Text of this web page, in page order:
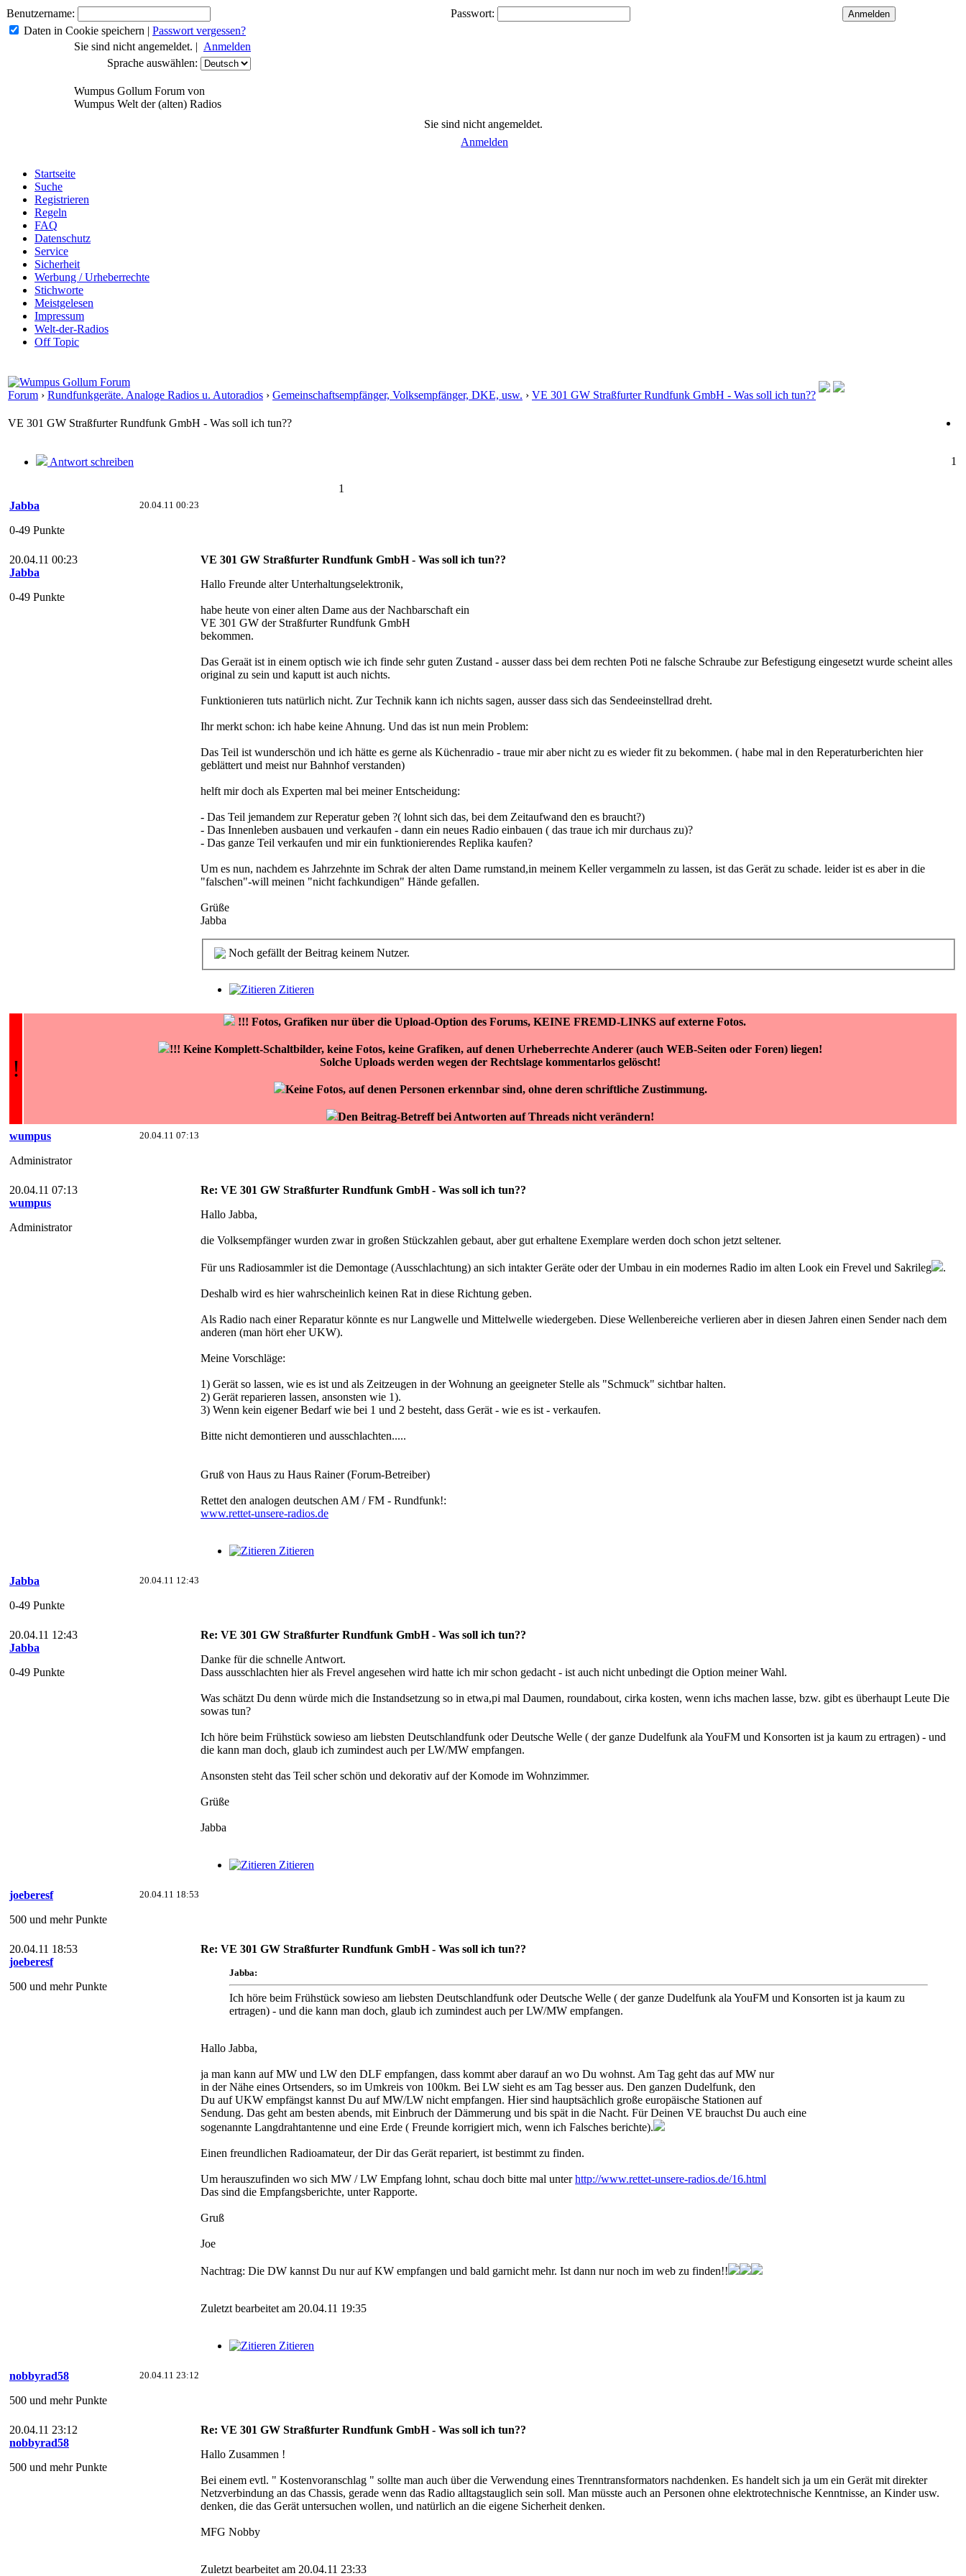
Benutzername:
Passwort:
Daten in Cookie speichern | Passwort vergessen?
Sie sind nicht angemeldet. | Anmelden
Sprache auswählen:
Wumpus Gollum Forum von
Wumpus Welt der (alten) Radios
Sie sind nicht angemeldet.
Anmelden
Startseite
Suche
Registrieren
Regeln
FAQ
Datenschutz
Service
Sicherheit
Werbung / Urheberrechte
Stichworte
Meistgelesen
Impressum
Welt-der-Radios
Off Topic
Forum › Rundfunkgeräte. Analoge Radios u. Autoradios › Gemeinschaftsempfänger, Volksempfänger, DKE, usw. › VE 301 GW Straßfurter Rundfunk GmbH - Was soll ich tun??
VE 301 GW Straßfurter Rundfunk GmbH - Was soll ich tun??
Antwort schreiben 1
1
20.04.11 00:23
Jabba
0-49 Punkte
20.04.11 00:23
Jabba
0-49 Punkte
VE 301 GW Straßfurter Rundfunk GmbH - Was soll ich tun??
Hallo Freunde alter Unterhaltungselektronik,
habe heute von einer alten Dame aus der Nachbarschaft ein
VE 301 GW der Straßfurter Rundfunk GmbH
bekommen.
Das Geraät ist in einem optisch wie ich finde sehr guten Zustand - ausser dass bei dem rechten Poti ne falsche Schraube zur Befestigung eingesetzt wurde scheint alles
original zu sein und kaputt ist auch nichts.
Funktionieren tuts natürlich nicht. Zur Technik kann ich nichts sagen, ausser dass sich das Sendeeinstellrad dreht.
Ihr merkt schon: ich habe keine Ahnung. Und das ist nun mein Problem:
Das Teil ist wunderschön und ich hätte es gerne als Küchenradio - traue mir aber nicht zu es wieder fit zu bekommen. ( habe mal in den Reperaturberichten hier
geblättert und meist nur Bahnhof verstanden)
helft mir doch als Experten mal bei meiner Entscheidung:
- Das Teil jemandem zur Reperatur geben ?( lohnt sich das, bei dem Zeitaufwand den es braucht?)
- Das Innenleben ausbauen und verkaufen - dann ein neues Radio einbauen ( das traue ich mir durchaus zu)?
- Das ganze Teil verkaufen und mir ein funktionierendes Replika kaufen?
Um es nun, nachdem es Jahrzehnte im Schrak der alten Dame rumstand,in meinem Keller vergammeln zu lassen, ist das Gerät zu schade. leider ist es aber in die
"falschen"-will meinen "nicht fachkundigen" Hände gefallen.
Grüße
Jabba
Noch gefällt der Beitrag keinem Nutzer.
Zitieren
!
!!! Fotos, Grafiken nur über die Upload-Option des Forums, KEINE FREMD-LINKS auf externe Fotos.
!!! Keine Komplett-Schaltbilder, keine Fotos, keine Grafiken, auf denen Urheberrechte Anderer (auch WEB-Seiten oder Foren) liegen!
Solche Uploads werden wegen der Rechtslage kommentarlos gelöscht!
Keine Fotos, auf denen Personen erkennbar sind, ohne deren schriftliche Zustimmung.
Den Beitrag-Betreff bei Antworten auf Threads nicht verändern!
20.04.11 07:13
wumpus
Administrator
20.04.11 07:13
wumpus
Administrator
Re: VE 301 GW Straßfurter Rundfunk GmbH - Was soll ich tun??
Hallo Jabba,
die Volksempfänger wurden zwar in großen Stückzahlen gebaut, aber gut erhaltene Exemplare werden doch schon jetzt seltener.
Für uns Radiosammler ist die Demontage (Ausschlachtung) an sich intakter Geräte oder der Umbau in ein modernes Radio im alten Look ein Frevel und Sakrileg .
Deshalb wird es hier wahrscheinlich keinen Rat in diese Richtung geben.
Als Radio nach einer Reparatur könnte es nur Langwelle und Mittelwelle wiedergeben. Diese Wellenbereiche verlieren aber in diesen Jahren einen Sender nach dem
anderen (man hört eher UKW).
Meine Vorschläge:
1) Gerät so lassen, wie es ist und als Zeitzeugen in der Wohnung an geeigneter Stelle als "Schmuck" sichtbar halten.
2) Gerät reparieren lassen, ansonsten wie 1).
3) Wenn kein eigener Bedarf wie bei 1 und 2 besteht, dass Gerät - wie es ist - verkaufen.
Bitte nicht demontieren und ausschlachten.....
Gruß von Haus zu Haus Rainer (Forum-Betreiber)
Rettet den analogen deutschen AM / FM - Rundfunk!:
www.rettet-unsere-radios.de
Zitieren
20.04.11 12:43
Jabba
0-49 Punkte
20.04.11 12:43
Jabba
0-49 Punkte
Re: VE 301 GW Straßfurter Rundfunk GmbH - Was soll ich tun??
Danke für die schnelle Antwort.
Dass ausschlachten hier als Frevel angesehen wird hatte ich mir schon gedacht - ist auch nicht unbedingt die Option meiner Wahl.
Was schätzt Du denn würde mich die Instandsetzung so in etwa,pi mal Daumen, roundabout, cirka kosten, wenn ichs machen lasse, bzw. gibt es überhaupt Leute Die
sowas tun?
Ich höre beim Frühstück sowieso am liebsten Deutschlandfunk oder Deutsche Welle ( der ganze Dudelfunk ala YouFM und Konsorten ist ja kaum zu ertragen) - und
die kann man doch, glaub ich zumindest auch per LW/MW empfangen.
Ansonsten steht das Teil scher schön und dekorativ auf der Komode im Wohnzimmer.
Grüße
Jabba
Zitieren
20.04.11 18:53
joeberesf
500 und mehr Punkte
20.04.11 18:53
joeberesf
500 und mehr Punkte
Re: VE 301 GW Straßfurter Rundfunk GmbH - Was soll ich tun??
Jabba:
Ich höre beim Frühstück sowieso am liebsten Deutschlandfunk oder Deutsche Welle ( der ganze Dudelfunk ala YouFM und Konsorten ist ja kaum zu
ertragen) - und die kann man doch, glaub ich zumindest auch per LW/MW empfangen.
Hallo Jabba,
ja man kann auf MW und LW den DLF empfangen, dass kommt aber darauf an wo Du wohnst. Am Tag geht das auf MW nur
in der Nähe eines Ortsenders, so im Umkreis von 100km. Bei LW sieht es am Tag besser aus. Den ganzen Dudelfunk, den
Du auf UKW empfängst kannst Du auf MW/LW nicht empfangen. Hier sind hauptsächlich große europäische Stationen auf
Sendung. Das geht am besten abends, mit Einbruch der Dämmerung und bis spät in die Nacht. Für Deinen VE brauchst Du auch eine
sogenannte Langdrahtantenne und eine Erde ( Freunde korrigiert mich, wenn ich Falsches berichte).
Einen freundlichen Radioamateur, der Dir das Gerät repariert, ist bestimmt zu finden.
Um herauszufinden wo sich MW / LW Empfang lohnt, schau doch bitte mal unterhttp://www.rettet-unsere-radios.de/16.html
Das sind die Empfangsberichte, unter Rapporte.
Gruß
Joe
Nachtrag: Die DW kannst Du nur auf KW empfangen und bald garnicht mehr. Ist dann nur noch im web zu finden!!
Zuletzt bearbeitet am 20.04.11 19:35
Zitieren
20.04.11 23:12
nobbyrad58
500 und mehr Punkte
20.04.11 23:12
nobbyrad58
500 und mehr Punkte
Re: VE 301 GW Straßfurter Rundfunk GmbH - Was soll ich tun??
Hallo Zusammen !
Bei einem evtl. " Kostenvoranschlag " sollte man auch über die Verwendung eines Trenntransformators nachdenken. Es handelt sich ja um ein Gerät mit direkter
Netzverbindung an das Chassis, gerade wenn das Radio alltagstauglich sein soll. Man müsste auch an Personen ohne elektrotechnische Kenntnisse, an Kinder usw.
denken, die das Gerät untersuchen wollen, und natürlich an die eigene Sicherheit denken.
MFG Nobby
Zuletzt bearbeitet am 20.04.11 23:33